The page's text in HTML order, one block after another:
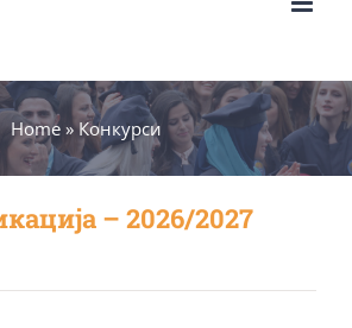
Home»Конкурси
– 2026/2027